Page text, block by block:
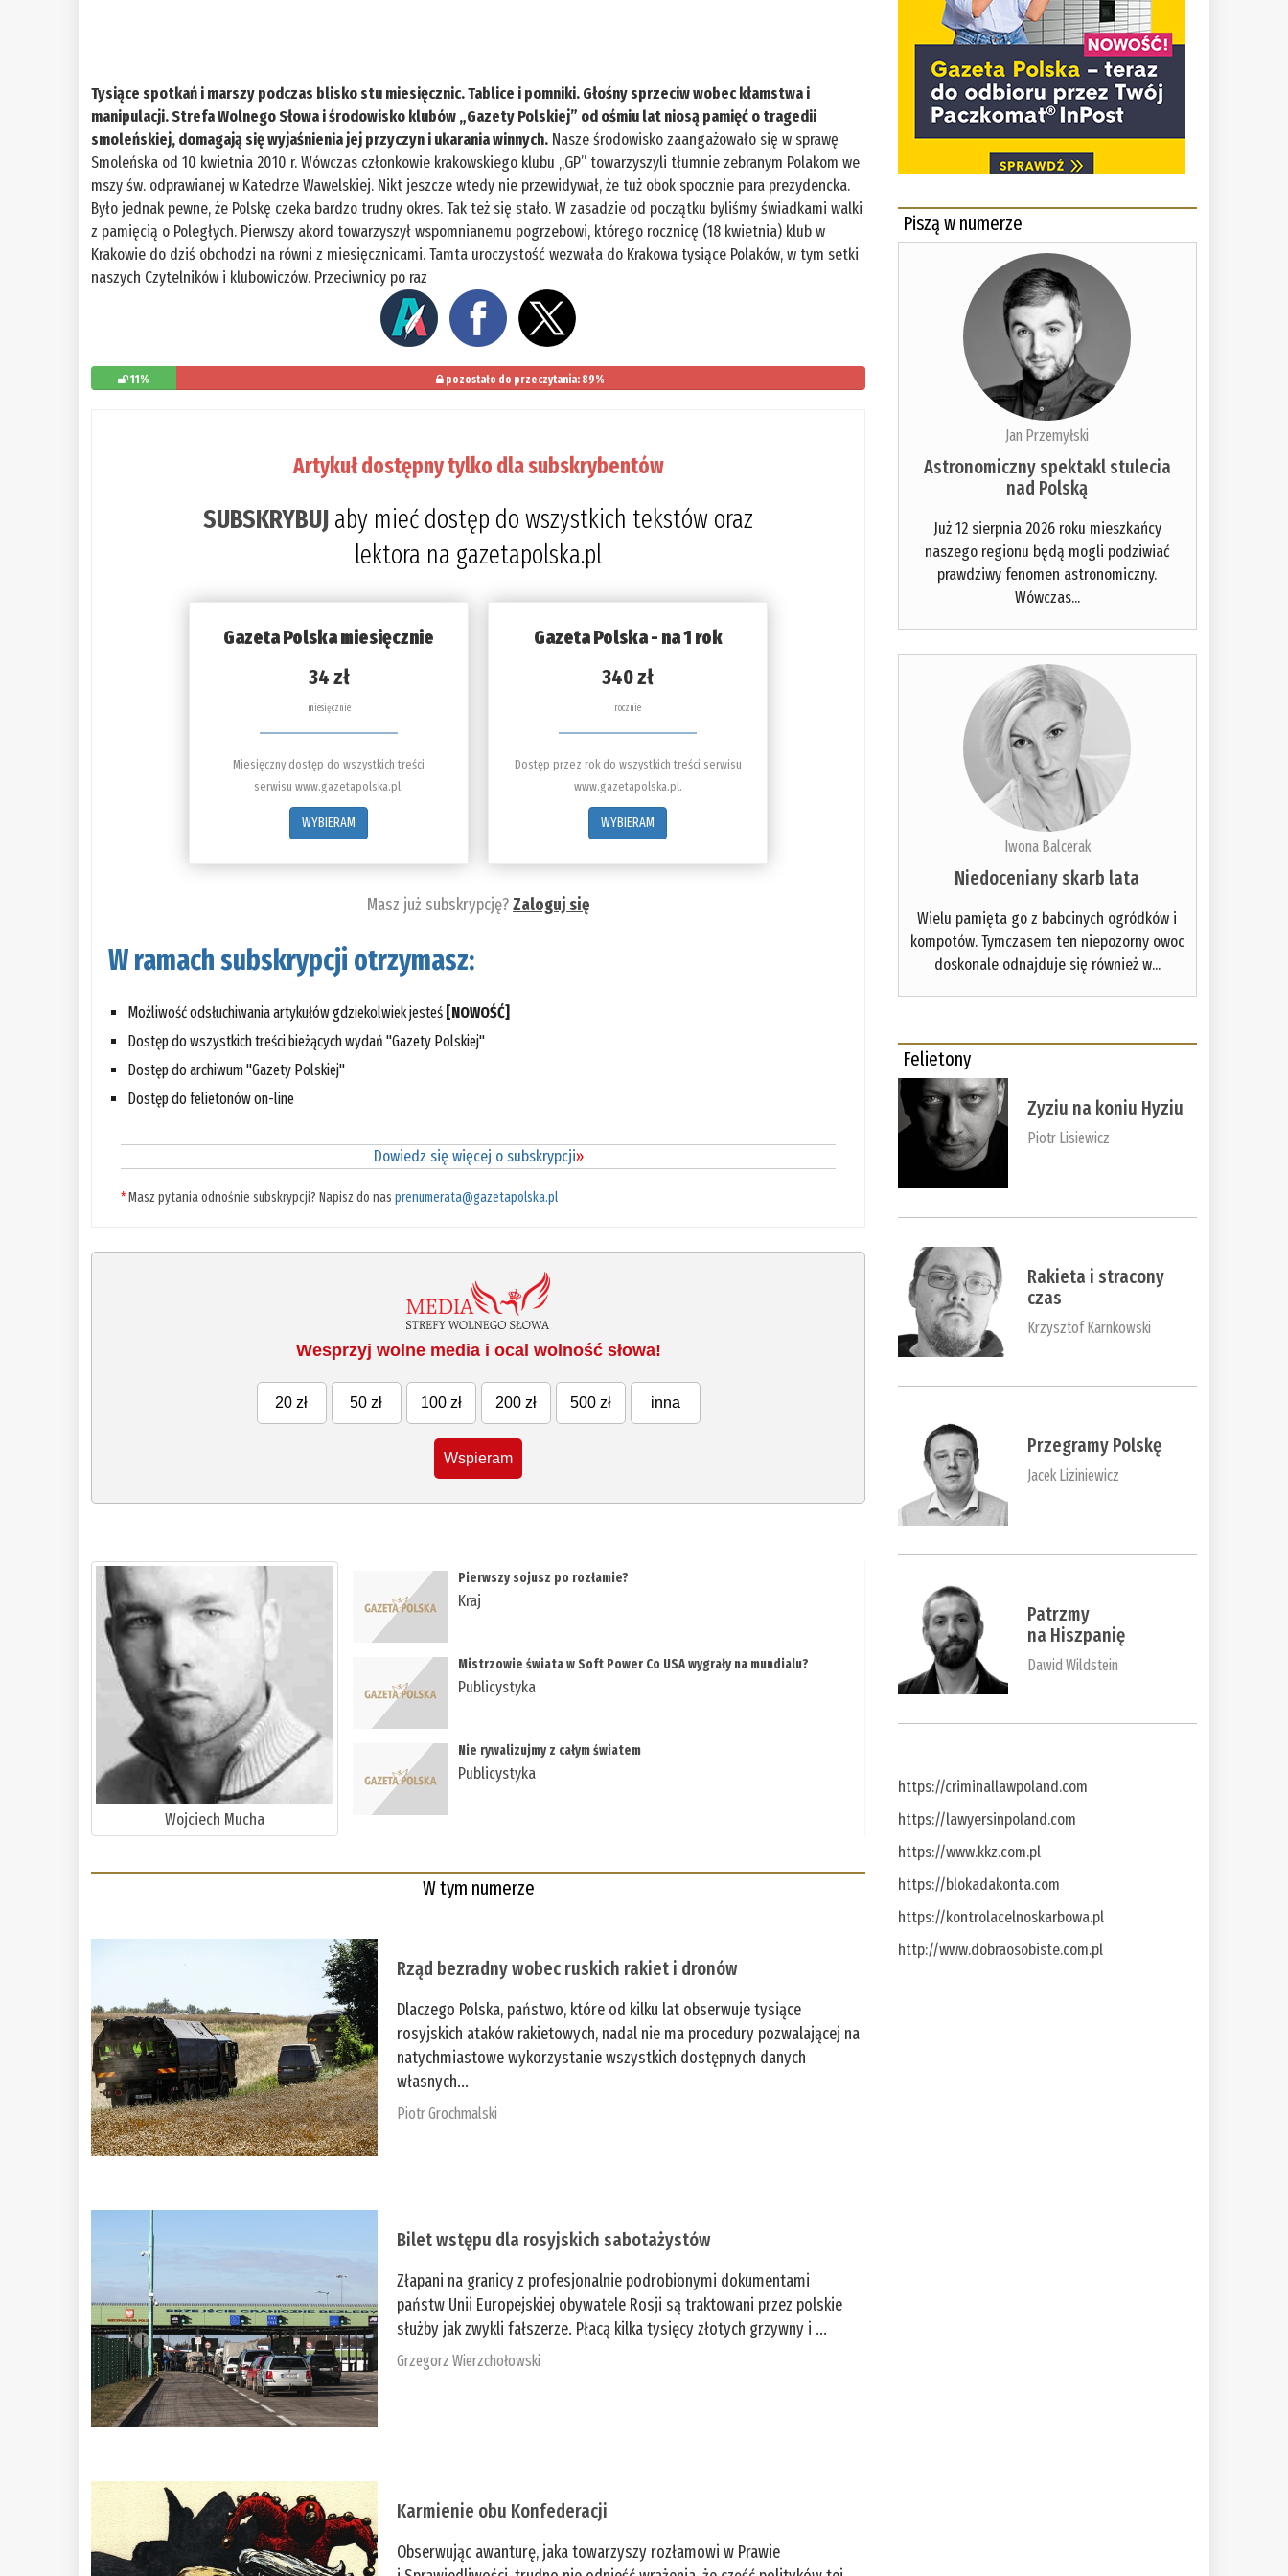
Tysiące spotkań i marszy podczas blisko stu miesięcznic. Tablice i pomniki. Głośny sprzeciw wobec kłamstwa i
manipulacji. Strefa Wolnego Słowa i środowisko klubów „Gazety Polskiej” od ośmiu lat niosą pamięć o tragedii
smoleńskiej, domagają się wyjaśnienia jej przyczyn i ukarania winnych. Nasze środowisko zaangażowało się w sprawę
Smoleńska od 10 kwietnia 2010 r. Wówczas członkowie krakowskiego klubu „GP” towarzyszyli tłumnie zebranym Polakom we
mszy św. odprawianej w Katedrze Wawelskiej. Nikt jeszcze wtedy nie przewidywał, że tuż obok spocznie para prezydencka.
Było jednak pewne, że Polskę czeka bardzo trudny okres. Tak też się stało. W zasadzie od początku byliśmy świadkami walki
z pamięcią o Poległych. Pierwszy akord towarzyszył wspomnianemu pogrzebowi, którego rocznicę (18 kwietnia) klub w
Krakowie do dziś obchodzi na równi z miesięcznicami. Tamta uroczystość wezwała do Krakowa tysiące Polaków, w tym setki
naszych Czytelników i klubowiczów. Przeciwnicy po raz
11% pozostało do przeczytania: 89%
Artykuł dostępny tylko dla subskrybentów
SUBSKRYBUJ aby mieć dostęp do wszystkich tekstów oraz
lektora na gazetapolska.pl
Gazeta Polska miesięcznie
34 zł
miesięcznie
Miesięczny dostęp do wszystkich treści
serwisu www.gazetapolska.pl.
WYBIERAM
Gazeta Polska - na 1 rok
340 zł
rocznie
Dostęp przez rok do wszystkich treści serwisu
www.gazetapolska.pl.
WYBIERAM
Masz już subskrypcję?Zaloguj się
W ramach subskrypcji otrzymasz:
Możliwość odsłuchiwania artykułów gdziekolwiek jesteś [NOWOŚĆ]
Dostęp do wszystkich treści bieżących wydań "Gazety Polskiej"
Dostęp do archiwum "Gazety Polskiej"
Dostęp do felietonów on-line
Dowiedz się więcej o subskrypcji»
*Masz pytania odnośnie subskrypcji? Napisz do nasprenumerata@gazetapolska.pl
Wesprzyj wolne media i ocal wolność słowa!
20 zł 50 zł 100 zł 200 zł 500 zł inna
Wspieram
Wojciech Mucha
Pierwszy sojusz po rozłamie?
Kraj
Mistrzowie świata w Soft Power Co USA wygrały na mundialu?
Publicystyka
Nie rywalizujmy z całym światem
Publicystyka
W tym numerze
Rząd bezradny wobec ruskich rakiet i dronów
Dlaczego Polska, państwo, które od kilku lat obserwuje tysiące
rosyjskich ataków rakietowych, nadal nie ma procedury pozwalającej na
natychmiastowe wykorzystanie wszystkich dostępnych danych
własnych...
Piotr Grochmalski
Bilet wstępu dla rosyjskich sabotażystów
Złapani na granicy z profesjonalnie podrobionymi dokumentami
państw Unii Europejskiej obywatele Rosji są traktowani przez polskie
służby jak zwykli fałszerze. Płacą kilka tysięcy złotych grzywny i ...
Grzegorz Wierzchołowski
Karmienie obu Konfederacji
Obserwując awanturę, jaka towarzyszy rozłamowi w Prawie
Piszą w numerze
Jan Przemyłski
Astronomiczny spektakl stulecia
nad Polską
Już 12 sierpnia 2026 roku mieszkańcy
naszego regionu będą mogli podziwiać
prawdziwy fenomen astronomiczny.
Wówczas...
Iwona Balcerak
Niedoceniany skarb lata
Wielu pamięta go z babcinych ogródków i
kompotów. Tymczasem ten niepozorny owoc
doskonale odnajduje się również w...
Felietony
Zyziu na koniu Hyziu
Piotr Lisiewicz
Rakieta i stracony
czas
Krzysztof Karnkowski
Przegramy Polskę
Jacek Liziniewicz
Patrzmy
na Hiszpanię
Dawid Wildstein
https://criminallawpoland.com
https://lawyersinpoland.com
https://www.kkz.com.pl
https://blokadakonta.com
https://kontrolacelnoskarbowa.pl
http://www.dobraosobiste.com.pl